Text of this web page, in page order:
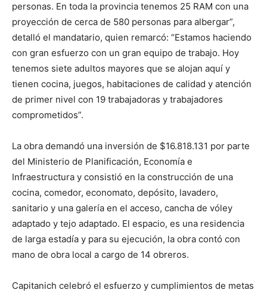
personas. En toda la provincia tenemos 25 RAM con una
proyección de cerca de 580 personas para albergar”,
detalló el mandatario, quien remarcó: “Estamos haciendo
con gran esfuerzo con un gran equipo de trabajo. Hoy
tenemos siete adultos mayores que se alojan aquí y
tienen cocina, juegos, habitaciones de calidad y atención
de primer nivel con 19 trabajadoras y trabajadores
comprometidos”.
La obra demandó una inversión de $16.818.131 por parte
del Ministerio de Planificación, Economía e
Infraestructura y consistió en la construcción de una
cocina, comedor, economato, depósito, lavadero,
sanitario y una galería en el acceso, cancha de vóley
adaptado y tejo adaptado. El espacio, es una residencia
de larga estadía y para su ejecución, la obra contó con
mano de obra local a cargo de 14 obreros.
Capitanich celebró el esfuerzo y cumplimientos de metas